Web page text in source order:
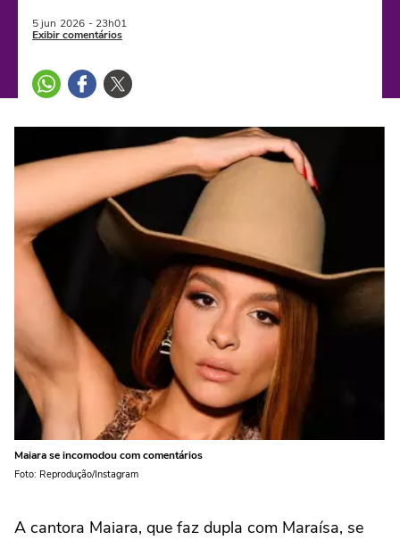
5 jun 2026 - 23h01
Exibir comentários
Maiara se incomodou com comentários
Foto: Reprodução/Instagram
A cantora Maiara, que faz dupla com Maraísa, se